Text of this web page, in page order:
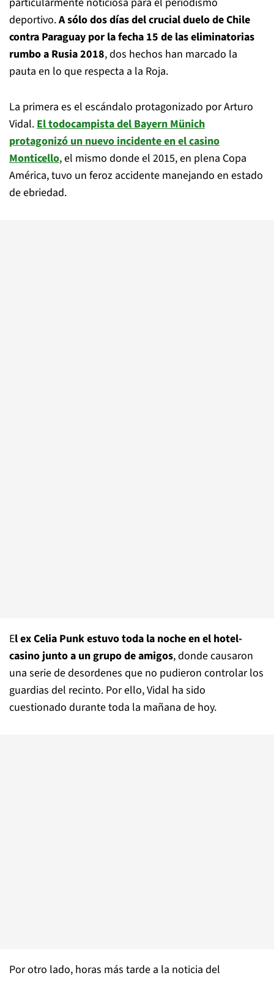
deportivo.A sólo dos días del crucial duelo de Chile
contra Paraguay por la fecha 15 de las eliminatorias
rumbo a Rusia 2018, dos hechos han marcado la
pauta en lo que respecta a la Roja.
La primera es el escándalo protagonizado por Arturo
Vidal.El todocampista del Bayern Münich
protagonizó un nuevo incidente en el casino
Monticello, el mismo donde el 2015, en plena Copa
América, tuvo un feroz accidente manejando en estado
de ebriedad.
El ex Celia Punk estuvo toda la noche en el hotel-
casino junto a un grupo de amigos, donde causaron
una serie de desordenes que no pudieron controlar los
guardias del recinto. Por ello, Vidal ha sido
cuestionado durante toda la mañana de hoy.
Por otro lado, horas más tarde a la noticia del